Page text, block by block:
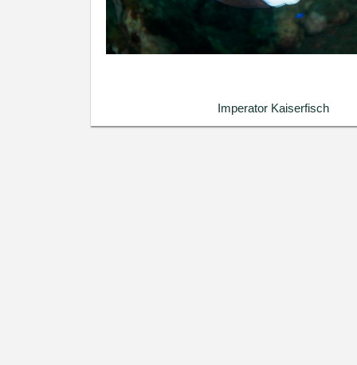
Imperator Kaiserfisch